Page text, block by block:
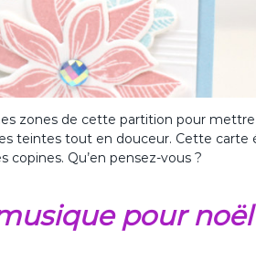
zones de cette partition pour
teintes tout en douceur. Cette carte
copines. Qu’en pensez-vous ?
pour noël